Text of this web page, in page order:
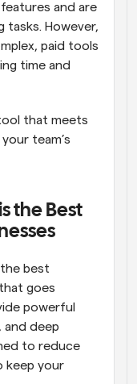
and are
tasks. However,
paid tools
time and
that meets
team’s
the Best
the best
goes
powerful
and deep
to reduce
keep your